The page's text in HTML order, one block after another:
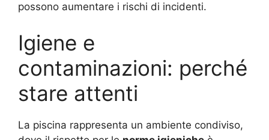
possono aumentare i rischi di incidenti.
Igiene e
contaminazioni: perché
stare attenti
La piscina rappresenta un ambiente condiviso,